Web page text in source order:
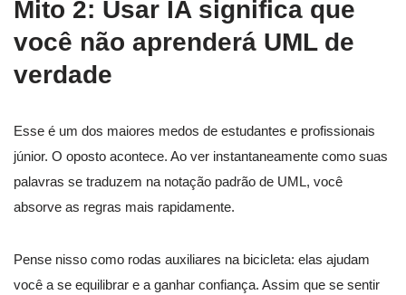
Mito 2: Usar IA significa que
você não aprenderá UML de
verdade
Esse é um dos maiores medos de estudantes e profissionais
júnior. O oposto acontece. Ao ver instantaneamente como suas
palavras se traduzem na notação padrão de UML, você
absorve as regras mais rapidamente.
Pense nisso como rodas auxiliares na bicicleta: elas ajudam
você a se equilibrar e a ganhar confiança. Assim que se sentir